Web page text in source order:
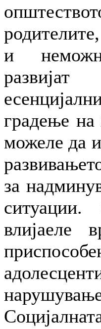
и
градење
можеле да
за
влијаеле